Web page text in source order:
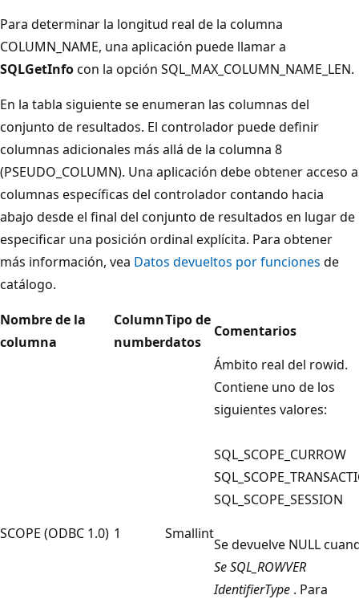
Para determinar la longitud real de la columna
COLUMN_NAME, una aplicación puede llamar a
SQLGetInfocon la opción SQL_MAX_COLUMN_NAME_LEN.
En la tabla siguiente se enumeran las columnas del
conjunto de resultados. El controlador puede definir
columnas adicionales más allá de la columna 8
(PSEUDO_COLUMN). Una aplicación debe obtener acceso a
columnas específicas del controlador contando hacia
abajo desde el final del conjunto de resultados en lugar de
especificar una posición ordinal explícita. Para obtener
más información, vea Datos devueltos por funciones de
catálogo.
Nombre de la
columna
Column
number
Tipo de
datos
Comentarios
SCOPE (ODBC 1.0) 1 Smallint
Ámbito real del rowid.
Contiene uno de los
siguientes valores:
SQL_SCOPE_CURROW
SQL_SCOPE_SESSION
Se devuelve NULL
Se SQL_ROWVER
IdentifierType . Para